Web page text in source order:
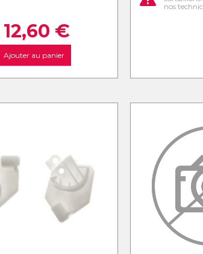
12,60 €
Ajouter au panier
nos